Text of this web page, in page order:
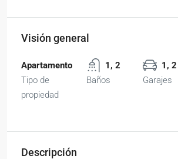
Visión general
Apartamento
Tipo de
propiedad
1, 2
Baños
1, 2
Garajes
Descripción